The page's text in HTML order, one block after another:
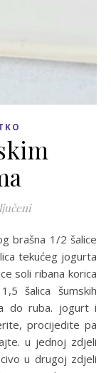
za Kolač sa
tekućeg jogurta
soli ribana korica
šalica šumskih
do ruba. jogurt i
procijedite pa
u jednoj zdjeli
u drugoj zdjeli